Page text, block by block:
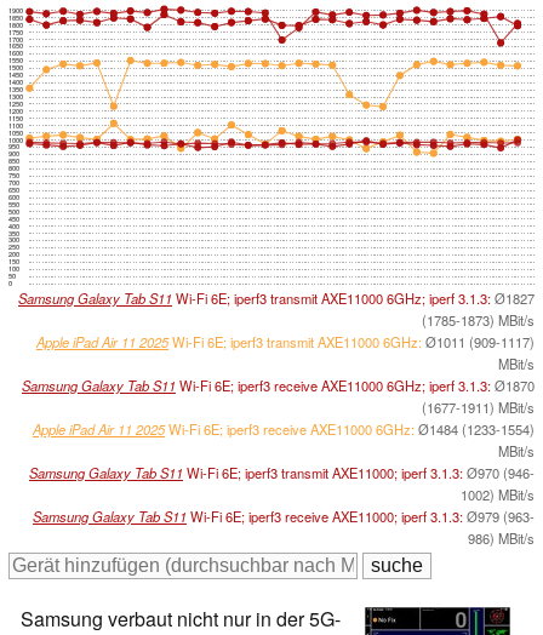
0
50
100
150
200
250
300
350
400
450
500
550
600
650
700
750
800
850
900
950
1000
1050
1100
1150
1200
1250
1300
1350
1400
1450
1500
1550
1600
1650
1700
1750
1800
1850
1900
Samsung Galaxy Tab S11 Wi-Fi 6E; iperf3 transmit AXE11000 6GHz; iperf 3.1.3:Ø1827
(1785-1873) MBit/s
Apple iPad Air 11 2025Wi-Fi 6E; iperf3 transmit AXE11000 6GHz:Ø1011 (909-1117)
MBit/s
Samsung Galaxy Tab S11 Wi-Fi 6E; iperf3 receive AXE11000 6GHz; iperf 3.1.3:Ø1870
(1677-1911) MBit/s
Apple iPad Air 11 2025Wi-Fi 6E; iperf3 receive AXE11000 6GHz:Ø1484 (1233-1554)
MBit/s
Samsung Galaxy Tab S11 Wi-Fi 6E; iperf3 transmit AXE11000; iperf 3.1.3:Ø970 (946-
1002) MBit/s
Samsung Galaxy Tab S11 Wi-Fi 6E; iperf3 receive AXE11000; iperf 3.1.3:Ø979 (963-
986) MBit/s
Samsung verbaut nicht nur in der 5G-